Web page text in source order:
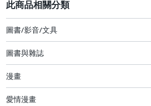
其它
圖書/影音/文具
圖書與雜誌
漫畫
愛情漫畫